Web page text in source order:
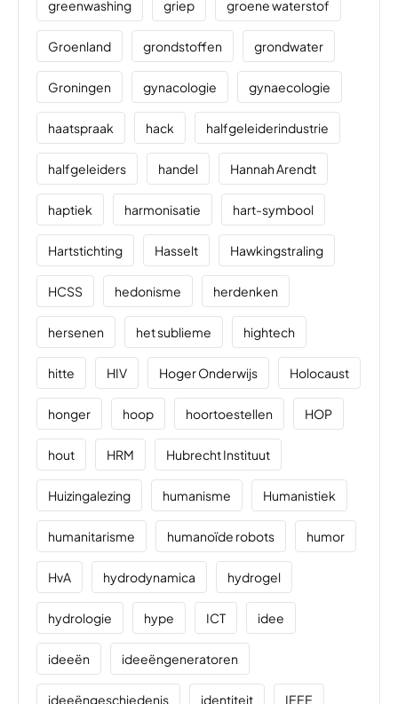
greenwashing griep groene waterstof
Groenland grondstoffen grondwater
Groningen gynacologie gynaecologie
haatspraak hack halfgeleiderindustrie
halfgeleiders handel Hannah Arendt
haptiek harmonisatie hart-symbool
Hartstichting Hasselt Hawkingstraling
HCSS hedonisme herdenken
hersenen het sublieme hightech
hitte HIV Hoger Onderwijs Holocaust
honger hoop hoortoestellen HOP
hout HRM Hubrecht Instituut
Huizingalezing humanisme Humanistiek
humanitarisme humanoïde robots humor
HvA hydrodynamica hydrogel
hydrologie hype ICT idee
ideeën ideeëngeneratoren
ideeëngeschiedenis identiteit IEEE